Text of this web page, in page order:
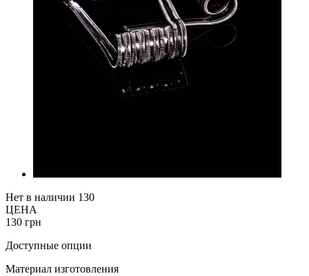
Нет в наличии 130
ЦЕНА
130 грн
Доступные опции
Материал изготовления